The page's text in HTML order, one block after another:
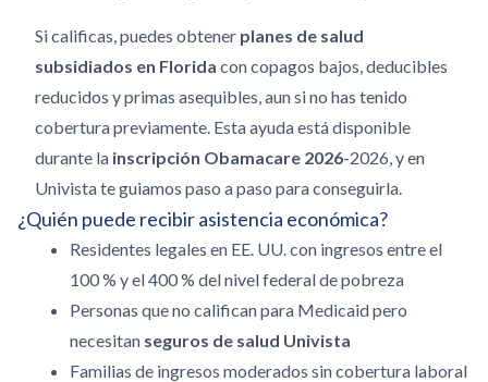
Si calificas, puedes obtener planes de salud
subsidiados en Florida con copagos bajos, deducibles
reducidos y primas asequibles, aun si no has tenido
cobertura previamente. Esta ayuda está disponible
durante la inscripción Obamacare 2026-2026, y en
Univista te guiamos paso a paso para conseguirla.
¿Quién puede recibir asistencia económica?
Residentes legales en EE. UU. con ingresos entre el
100 % y el 400 % del nivel federal de pobreza
Personas que no califican para Medicaid pero
necesitan seguros de salud Univista
Familias de ingresos moderados sin cobertura laboral